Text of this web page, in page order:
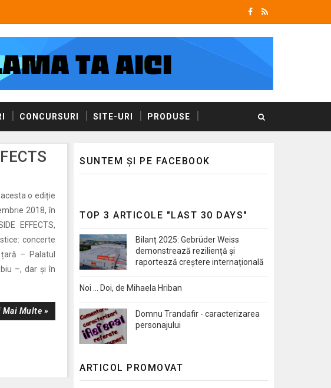
CONCURSURI SITE-URI PRODUSE
o ediție
2018, în
EFFECTS,
concerte
– Palatul
–, dar și în
Multe »
SUNTEM ȘI PE FACEBOOK
TOP 3 ARTICOLE "LAST 30 DAYS"
Bilanț 2025: Gebrüder Weiss
demonstrează reziliență și
raportează creștere internațională
Noi … Doi, de Mihaela Hriban
Domnu Trandafir - caracterizarea
personajului
ARTICOL PROMOVAT